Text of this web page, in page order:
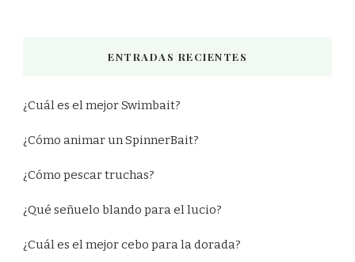
ENTRADAS RECIENTES
¿Cuál es el mejor Swimbait?
¿Cómo animar un SpinnerBait?
¿Cómo pescar truchas?
¿Qué señuelo blando para el lucio?
¿Cuál es el mejor cebo para la dorada?